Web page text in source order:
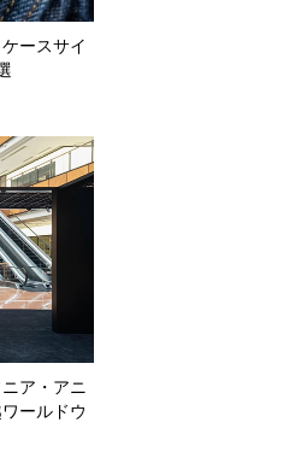
ースサイ
ア・アニ
ールドウ